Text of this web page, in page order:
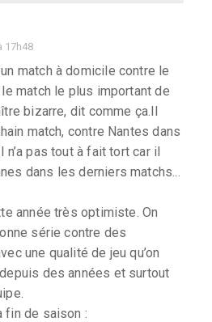
17h48
match à domicile contre le
match le plus important de
bizarre, dit comme ça.Il
match, contre Nantes dans
pas tout à fait tort car il
dans les derniers matchs...
année très optimiste. On
série contre des
une qualité de jeu qu’on
des années et surtout
fin de saison :